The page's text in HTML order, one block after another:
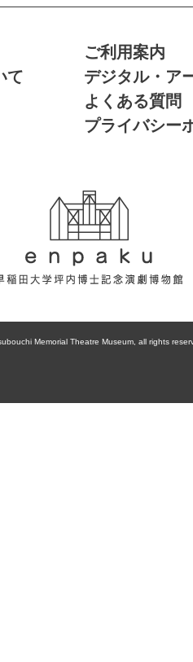
ご利用案内
て
デジタル・ア
よくある質問
プライバシー
学坪内博士記
念演劇博物館
Memorial Theatre Museum, all rights